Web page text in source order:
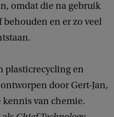
omdat die na gebruik
en er zo veel
plasticrecycling en
door Gert-Jan,
van chemie.